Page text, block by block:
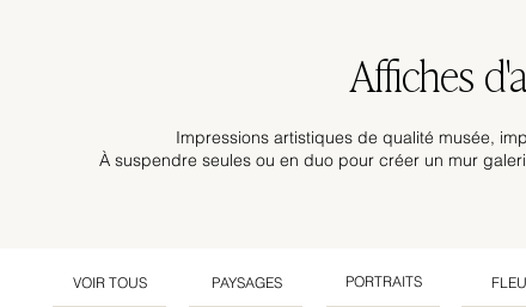
Affiches
Impressions artistiques de qualité musée,
À suspendre seules ou en duo pour créer un mur
PAYSAGES
VOIR TOUS PORTRAITS